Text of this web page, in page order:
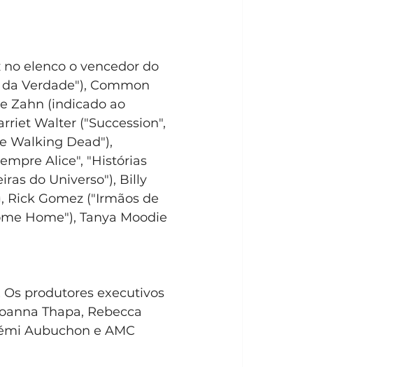
elenco o vencedor do
Verdade"), Common
Zahn (indicado ao
Walter ("Succession",
Walking Dead"),
Alice", "Histórias
do Universo"), Billy
Rick Gomez ("Irmãos de
Home"), Tanya Moodie
Os produtores executivos
Thapa, Rebecca
Aubuchon e AMC